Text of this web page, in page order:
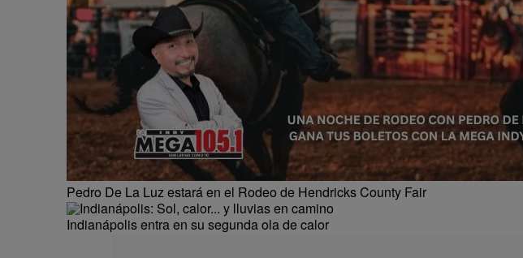
Pedro De La Luz estará en el Rodeo de Hendricks County Fair
Indianápolis entra en su segunda ola de calor